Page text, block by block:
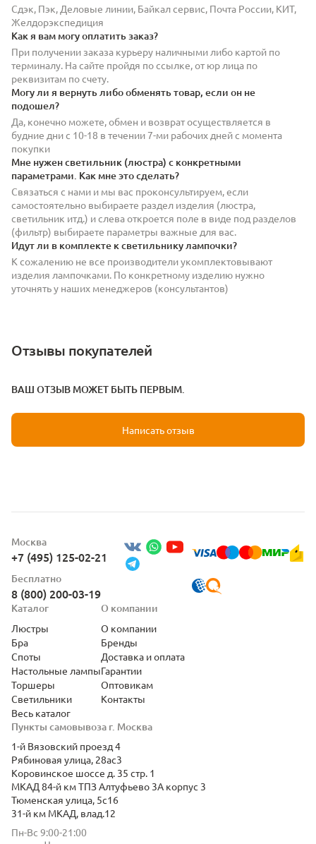
Сдэк, Пэк, Деловые линии, Байкал сервис, Почта России, КИТ,
Желдорэкспедиция
Как я вам могу оплатить заказ?
При получении заказа курьеру наличными либо картой по
терминалу. На сайте пройдя по ссылке, от юр лица по
реквизитам по счету.
Могу ли я вернуть либо обменять товар, если он не
подошел?
Да, конечно можете, обмен и возврат осуществляется в
будние дни с 10-18 в течении 7-ми рабочих дней с момента
покупки
Мне нужен светильник (люстра) с конкретными
параметрами. Как мне это сделать?
Связаться с нами и мы вас проконсультируем, если
самостоятельно выбираете раздел изделия (люстра,
светильник итд.) и слева откроется поле в виде под разделов
(фильтр) выбираете параметры важные для вас.
Идут ли в комплекте к светильнику лампочки?
К сожалению не все производители укомплектовывают
изделия лампочками. По конкретному изделию нужно
уточнять у наших менеджеров (консультантов)
Отзывы покупателей
ВАШ ОТЗЫВ МОЖЕТ БЫТЬ ПЕРВЫМ.
Написать отзыв
Москва
+7 (495) 125-02-21
Бесплатно
8 (800) 200-03-19
Пункты самовывоза г. Москва
1-й Вязовский проезд 4
Рябиновая улица, 28ас3
Коровинское шоссе д. 35 стр. 1
МКАД 84-й км ТПЗ Алтуфьево 3А корпус 3
Тюменская улица, 5с16
31-й км МКАД, влад.12
Пн-Вс 9:00-21:00
Каталог
Люстры
Бра
Споты
Настольные лампы
Торшеры
Светильники
Весь каталог
О компании
О компании
Бренды
Доставка и оплата
Гарантии
Оптовикам
Контакты